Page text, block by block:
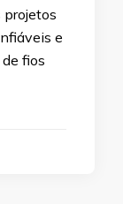
projetos
e
fios